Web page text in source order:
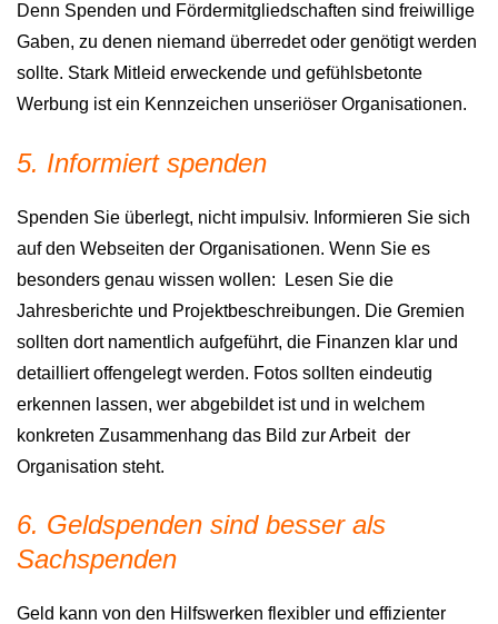
Denn Spenden und Fördermitgliedschaften sind freiwillige
Gaben, zu denen niemand überredet oder genötigt werden
sollte. Stark Mitleid erweckende und gefühlsbetonte
Werbung ist ein Kennzeichen unseriöser Organisationen.
5. Informiert spenden
Spenden Sie überlegt, nicht impulsiv. Informieren Sie sich
auf den Webseiten der Organisationen. Wenn Sie es
besonders genau wissen wollen: Lesen Sie die
Jahresberichte und Projektbeschreibungen. Die Gremien
sollten dort namentlich aufgeführt, die Finanzen klar und
detailliert offengelegt werden. Fotos sollten eindeutig
erkennen lassen, wer abgebildet ist und in welchem
konkreten Zusammenhang das Bild zur Arbeit der
Organisation steht.
6. Geldspenden sind besser als
Sachspenden
Geld kann von den Hilfswerken flexibler und effizienter